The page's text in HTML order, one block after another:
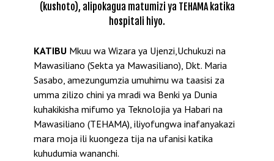
(kushoto), alipokagua matumizi ya TEHAMA katika
hospitali hiyo.
KATIBU Mkuu wa Wizara ya Ujenzi,Uchukuzi na
Mawasiliano (Sekta ya Mawasiliano), Dkt. Maria
Sasabo, amezungumzia umuhimu wa taasisi za
umma zilizo chini ya mradi wa Benki ya Dunia
kuhakikisha mifumo ya Teknolojia ya Habari na
Mawasiliano (TEHAMA), iliyofungwa inafanyakazi
mara moja ili kuongeza tija na ufanisi katika
kuhudumia wananchi.